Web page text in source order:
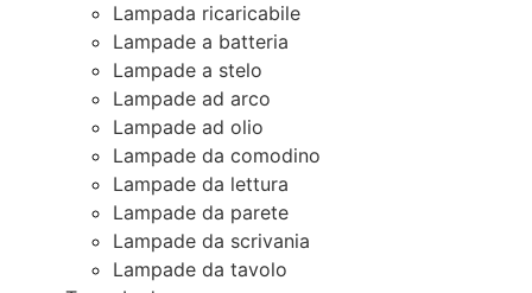
Lampada ricaricabile
Lampade a batteria
Lampade a stelo
Lampade ad arco
Lampade ad olio
Lampade da comodino
Lampade da lettura
Lampade da parete
Lampade da scrivania
Lampade da tavolo